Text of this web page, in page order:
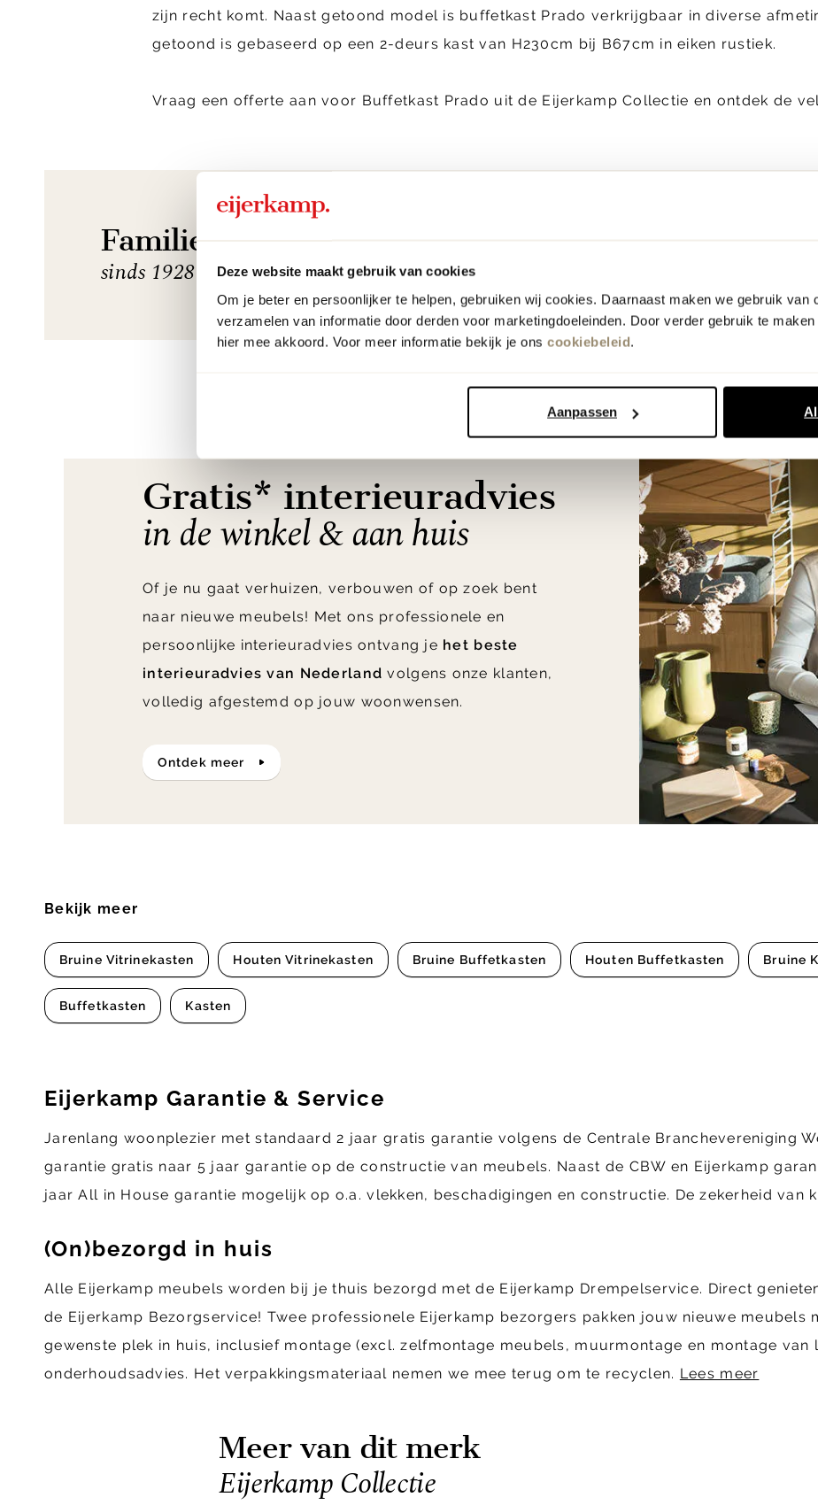
Deze website maakt gebruik van cookies
Om je beter en persoonlijker te helpen, gebruiken wij cookies. Daarnaast maken we gebruik van
verzamelen van informatie door derden voor marketingdoeleinden. Door verder gebruik te
hier mee akkoord. Voor meer informatie bekijk je ons cookiebeleid.
Aanpassen
zijn recht komt. Naast getoond model is buffetkast Prado verkrijgbaar in diverse
getoond is gebaseerd op een 2-deurs kast van H230cm bij B67cm in eiken rustiek.
Vraag een offerte aan voor Buffetkast Prado uit de Eijerkamp Collectie en ontdek de
Familiebedrijf
sinds 1928
Gratis* interieuradvies
in de winkel & aan huis
Of je nu gaat verhuizen, verbouwen of op zoek bent
naar nieuwe meubels! Met ons professionele en
persoonlijke interieuradvies ontvang je het beste
interieuradvies van Nederland volgens onze klanten,
volledig afgestemd op jouw woonwensen.
ontdek meer
Bekijk meer
Bruine Vitrinekasten Houten Vitrinekasten Bruine Buffetkasten Houten Buffetkasten Bruine
Buffetkasten Kasten
Eijerkamp Garantie & Service
Jarenlang woonplezier met standaard 2 jaar gratis garantie volgens de Centrale Branchevereniging
garantie gratis naar 5 jaar garantie op de constructie van meubels. Naast de CBW en Eijerkamp
jaar All in House garantie mogelijk op o.a. vlekken, beschadigingen en constructie. De zekerheid van
(On)bezorgd in huis
Alle Eijerkamp meubels worden bij je thuis bezorgd met de Eijerkamp Drempelservice. Direct
de Eijerkamp Bezorgservice! Twee professionele Eijerkamp bezorgers pakken jouw nieuwe meubels
gewenste plek in huis, inclusief montage (excl. zelfmontage meubels, muurmontage en montage van
onderhoudsadvies. Het verpakkingsmateriaal nemen we mee terug om te recyclen. Lees meer
Meer van dit merk
Eijerkamp Collectie